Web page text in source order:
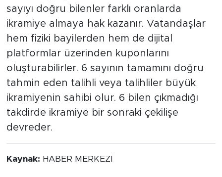
sayıyı doğru bilenler farklı oranlarda
ikramiye almaya hak kazanır. Vatandaşlar
hem fiziki bayilerden hem de dijital
platformlar üzerinden kuponlarını
oluşturabilirler. 6 sayının tamamını doğru
tahmin eden talihli veya talihliler büyük
ikramiyenin sahibi olur. 6 bilen çıkmadığı
takdirde ikramiye bir sonraki çekilişe
devreder.
Kaynak: HABER MERKEZİ